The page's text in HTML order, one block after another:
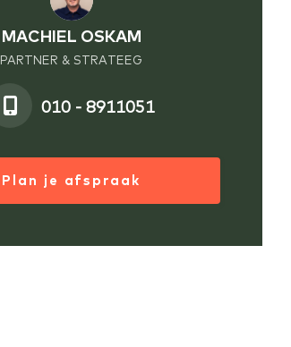
MACHIEL OSKAM
PARTNER & STRATEEG
010 - 8911051
Plan je afspraak